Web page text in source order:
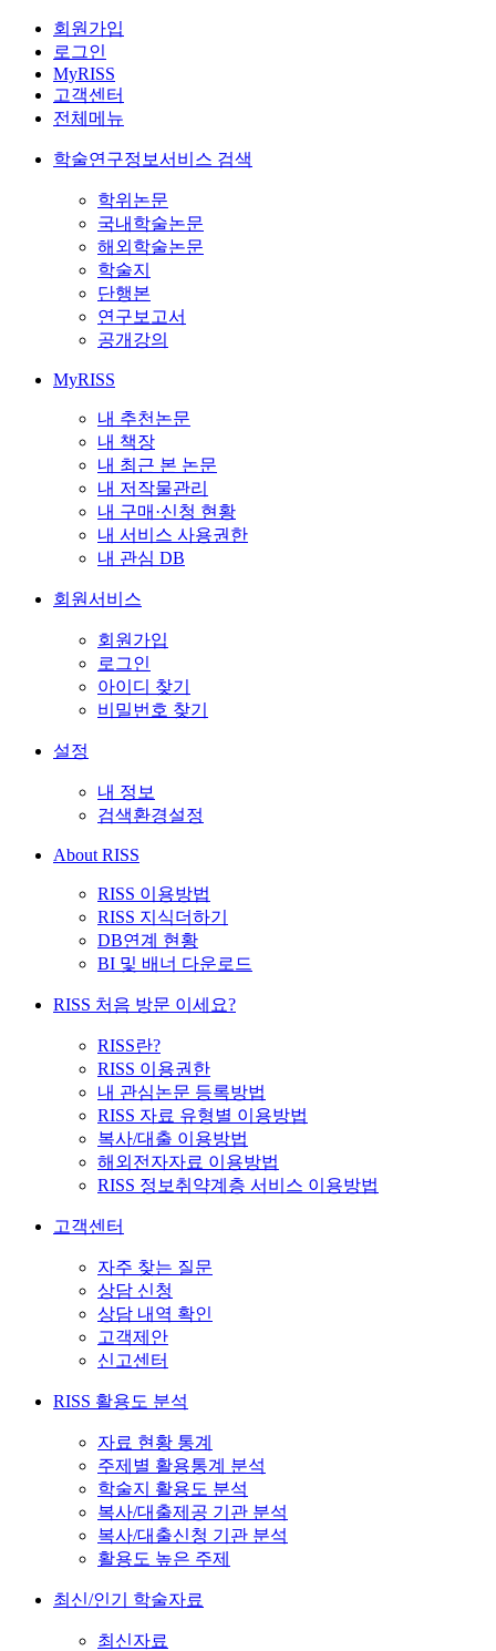
회원가입
로그인
MyRISS
고객센터
전체메뉴
학술연구정보서비스 검색
학위논문
국내학술논문
해외학술논문
학술지
단행본
연구보고서
공개강의
MyRISS
내 추천논문
내 책장
내 최근 본 논문
내 저작물관리
내 구매·신청 현황
내 서비스 사용권한
내 관심 DB
회원서비스
회원가입
로그인
아이디 찾기
비밀번호 찾기
설정
내 정보
검색환경설정
About RISS
RISS 이용방법
RISS 지식더하기
DB연계 현황
BI 및 배너 다운로드
RISS 처음 방문 이세요?
RISS란?
RISS 이용권한
내 관심논문 등록방법
RISS 자료 유형별 이용방법
복사/대출 이용방법
해외전자자료 이용방법
RISS 정보취약계층 서비스 이용방법
고객센터
자주 찾는 질문
상담 신청
상담 내역 확인
고객제안
신고센터
RISS 활용도 분석
자료 현황 통계
주제별 활용통계 분석
학술지 활용도 분석
복사/대출제공 기관 분석
복사/대출신청 기관 분석
활용도 높은 주제
최신/인기 학술자료
최신자료